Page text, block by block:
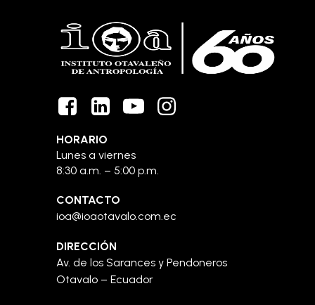
HORARIO
Lunes a viernes
8:30 a.m. – 5:00 p.m.
CONTACTO
ioa@ioaotavalo.com.ec
DIRECCIÓN
Av. de los Sarances y Pendoneros
Otavalo – Ecuador